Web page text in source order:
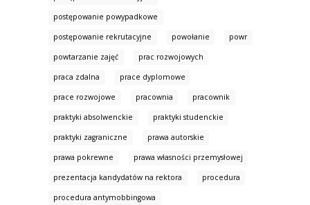
postępowanie powypadkowe
postępowanie rekrutacyjne powołanie powr
powtarzanie zajęć prac rozwojowych
praca zdalna prace dyplomowe
prace rozwojowe pracownia pracownik
praktyki absolwenckie praktyki studenckie
praktyki zagraniczne prawa autorskie
prawa pokrewne prawa własności przemysłowej
prezentacja kandydatów na rektora procedura
procedura antymobbingowa